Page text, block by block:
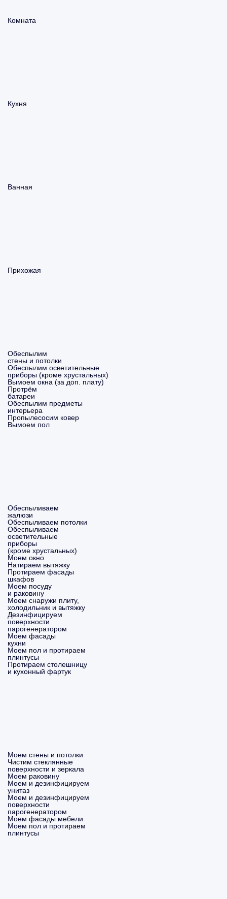
Комната
Кухня
Ванная
Прихожая
Обеспылим
стены и потолки
Обеспылим осветительные
приборы (кроме хрустальных)
Вымоем окна (за доп. плату)
Протрём
батареи
Обеспылим предметы
интерьера
Пропылесосим ковер
Вымоем пол
Обеспыливаем
жалюзи
Обеспыливаем потолки
Обеспыливаем
осветительные
приборы
(кроме хрустальных)
Моем окно
Натираем вытяжку
Протираем фасады
шкафов
Моем посуду
и раковину
Моем снаружи плиту,
холодильник и вытяжку
Дезинфицируем
поверхности
парогенератором
Моем фасады
кухни
Моем пол и протираем
плинтусы
Протираем столешницу
и кухонный фартук
Моем стены и потолки
Чистим стеклянные
поверхности и зеркала
Моем раковину
Моем и дезинфицируем
унитаз
Моем и дезинфицируем
поверхности
парогенератором
Моем фасады мебели
Моем пол и протираем
плинтусы